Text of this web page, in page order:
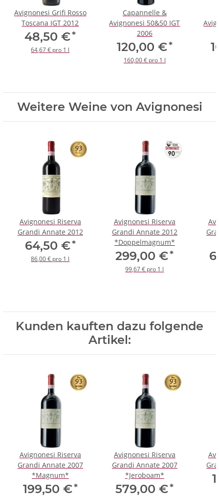
Avignonesi Grifi Rosso
Toscana IGT 2012
48,50 €*
64,67 € pro 1 l
Capannelle &
Avignonesi 50&50 IGT
2006
120,00 €*
160,00 € pro 1 l
Weitere Weine von Avignonesi
Avignonesi Riserva
Grandi Annate 2012
64,50 €*
86,00 € pro 1 l
Avignonesi Riserva
Grandi Annate 2012
*Doppelmagnum*
299,00 €*
99,67 € pro 1 l
Kunden kauften dazu folgende
Artikel:
Avignonesi Riserva
Grandi Annate 2007
*Magnum*
199,50 €*
Avignonesi Riserva
Grandi Annate 2007
*Jeroboam*
579,00 €*